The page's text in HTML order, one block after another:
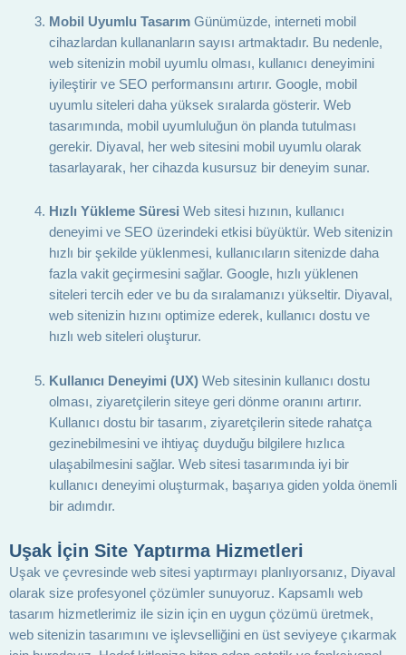
Mobil Uyumlu TasarımGünümüzde, interneti mobil
cihazlardan kullananların sayısı artmaktadır. Bu nedenle,
web sitenizin mobil uyumlu olması, kullanıcı deneyimini
iyileştirir ve SEO performansını artırır. Google, mobil
uyumlu siteleri daha yüksek sıralarda gösterir. Web
tasarımında, mobil uyumluluğun ön planda tutulması
gerekir. Diyaval, her web sitesini mobil uyumlu olarak
tasarlayarak, her cihazda kusursuz bir deneyim sunar.
Hızlı Yükleme Süresi Web sitesi hızının, kullanıcı
deneyimi ve SEO üzerindeki etkisi büyüktür. Web sitenizin
hızlı bir şekilde yüklenmesi, kullanıcıların sitenizde daha
fazla vakit geçirmesini sağlar. Google, hızlı yüklenen
siteleri tercih eder ve bu da sıralamanızı yükseltir. Diyaval,
web sitenizin hızını optimize ederek, kullanıcı dostu ve
hızlı web siteleri oluşturur.
Kullanıcı Deneyimi (UX)Web sitesinin kullanıcı dostu
olması, ziyaretçilerin siteye geri dönme oranını artırır.
Kullanıcı dostu bir tasarım, ziyaretçilerin sitede rahatça
gezinebilmesini ve ihtiyaç duyduğu bilgilere hızlıca
ulaşabilmesini sağlar. Web sitesi tasarımında iyi bir
kullanıcı deneyimi oluşturmak, başarıya giden yolda önemli
bir adımdır.
Uşak İçin Site Yaptırma Hizmetleri
Uşak ve çevresinde web sitesi yaptırmayı planlıyorsanız, Diyaval
olarak size profesyonel çözümler sunuyoruz. Kapsamlı web
tasarım hizmetlerimiz ile sizin için en uygun çözümü üretmek,
web sitenizin tasarımını ve işlevselliğini en üst seviyeye çıkarmak